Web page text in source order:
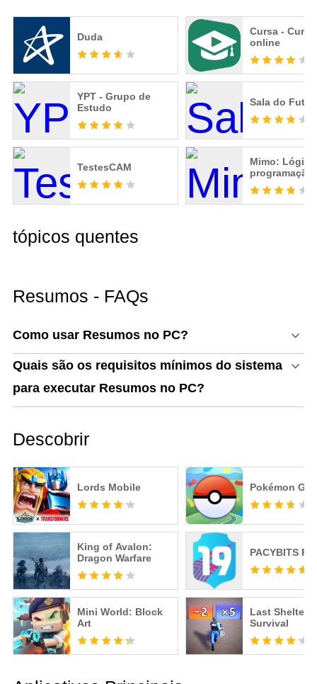
Duda
Cursa -
online
YPT - Grupo de
Estudo
Sala do
TestesCAM
Mimo:
programação
tópicos quentes
Resumos - FAQs
Como usar Resumos no PC?
Quais são os requisitos mínimos do sistema
para executar Resumos no PC?
Descobrir
Lords Mobile Pokémon GO
King of Avalon:
Dragon Warfare
PACYBITS
Mini World: Block
Art
Last Shelter:
Survival